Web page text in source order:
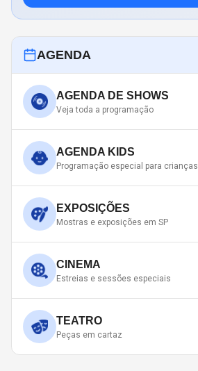
AGENDA
AGENDA DE SHOWS
Veja toda a programação
AGENDA KIDS
Programação especial para crianças
EXPOSIÇÕES
Mostras e exposições em SP
CINEMA
Estreias e sessões especiais
TEATRO
Peças em cartaz